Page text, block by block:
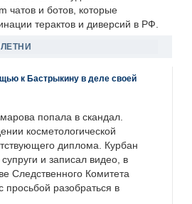
чатов и ботов, которые
терактов и диверсий в РФ.
к Бастрыкину в деле своей
попала в скандал.
косметологической
диплома. Курбан
и записал видео, в
Следственного Комитета
просьбой разобраться в